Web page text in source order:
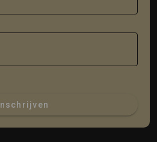
Inschrijven